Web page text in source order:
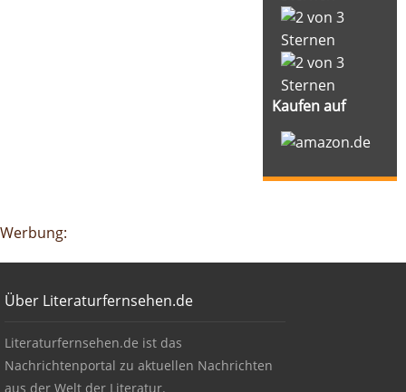
Kaufen auf
Google-Werbeanzeige
Werbung:
Über Literaturfernsehen.de
Über Literaturfernsehen.de
Literaturfernsehen.de ist das
Nachrichtenportal zu aktuellen Nachrichten
aus der Welt der Literatur.